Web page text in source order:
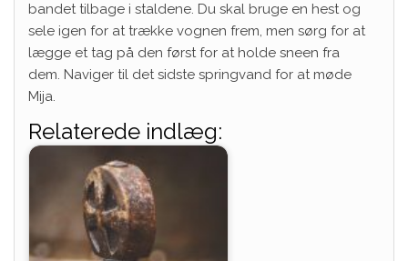
bandet tilbage i staldene. Du skal bruge en hest og
sele igen for at trække vognen frem, men sørg for at
lægge et tag på den først for at holde sneen fra
dem. Naviger til det sidste springvand for at møde
Mija.
Relaterede indlæg: